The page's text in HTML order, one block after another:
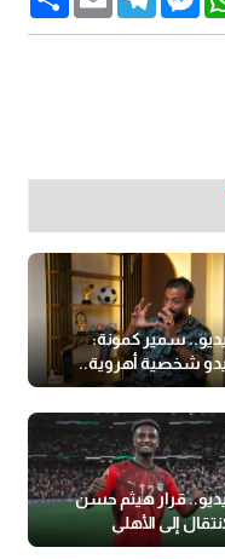
سمير كمونة:
شخصية أهروية..
تاريخي لـ مصر
قرار هيثم حسن
إلى الأهلي